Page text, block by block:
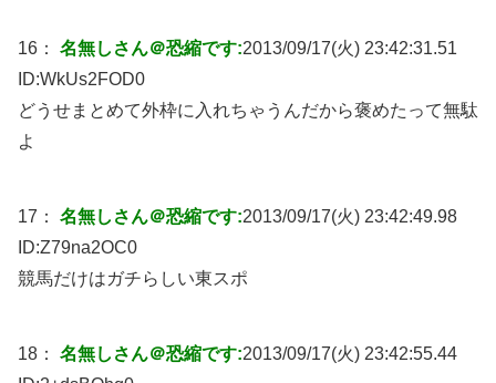
16： 名無しさん＠恐縮です:2013/09/17(火) 23:42:31.51
ID:WkUs2FOD0
どうせまとめて外枠に入れちゃうんだから褒めたって無駄
よ
17： 名無しさん＠恐縮です:2013/09/17(火) 23:42:49.98
ID:Z79na2OC0
競馬だけはガチらしい東スポ
18： 名無しさん＠恐縮です:2013/09/17(火) 23:42:55.44